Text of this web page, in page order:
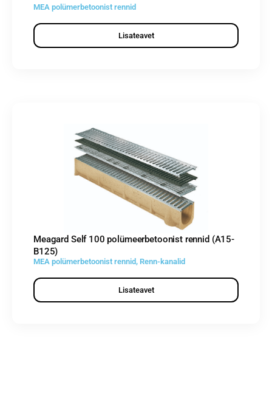
MEA polümerbetoonist rennid
Lisateavet
Meagard Self 100 polümeerbetoonist rennid (A15-
B125)
MEA polümerbetoonist rennid, Renn-kanalid
Lisateavet